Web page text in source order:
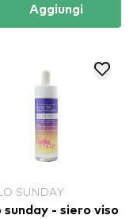
Aggiungi
SUNDAY
sunday - siero viso